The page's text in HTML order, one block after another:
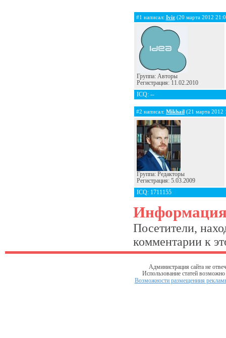
#1 написал: Iviz(20 марта 2012
Группа: Авторы
Регистрация: 11.02.2010
ICQ: --
#2 написал: Mikhail(21 марта 2012
Группа: Редакторы
Регистрация: 5.03.2009
ICQ: 1711155
Посетители,
комментарии к
Администрация сайта не
Использование статей
Возможности размещениия